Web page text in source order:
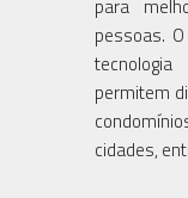
para
pessoas.
permitem
cidades,